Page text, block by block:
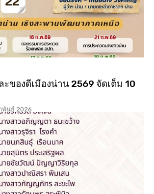
ะของดีเมืองน่าน 2569 จัดเต็ม 10
พันธ์ 2026